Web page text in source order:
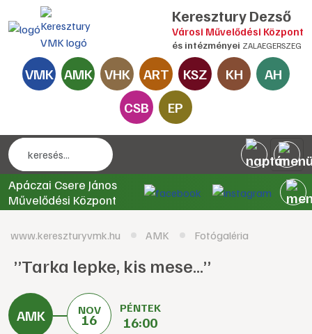
Keresztury Dezső
Városi Művelődési Központ
és intézményei ZALAEGERSZEG
VMK AMK VHK ART KSZ KH
AH
CSB
EP
Apáczai Csere János
Művelődési Központ
www.kereszturyvmk.hu AMK Fotógaléria
”Tarka lepke, kis mese...”
NOV
16
PÉNTEK
16:00